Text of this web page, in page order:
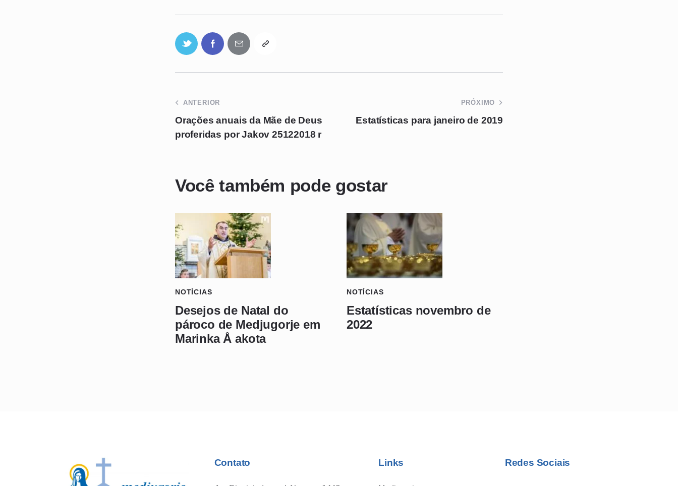
ANTERIOR
Orações anuais da Mãe de Deus
proferidas por Jakov 25122018 r
PRÓXIMO
Estatísticas para janeiro de 2019
Você também pode gostar
NOTÍCIAS
Desejos de Natal do
pároco de Medjugorje em
Marinka Å akota
NOTÍCIAS
Estatísticas novembro de
2022
Contato Links Redes Sociais